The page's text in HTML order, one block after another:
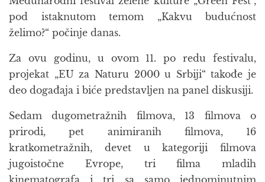
pod istaknutom temom „Kakvu budućnost
želimo?“ počinje danas.
Za ovu godinu, u ovom 11. po redu festivalu,
projekat „EU za Naturu 2000 u Srbiji“ takođe je
deo događaja i biće predstavljen na panel diskusiji.
Sedam dugometražnih filmova, 13 filmova o
prirodi, pet animiranih filmova, 16
kratkometražnih, devet u kategoriji filmova
jugoistočne Evrope, tri filma mladih
kinematografa i tri sa samo jednominutnim